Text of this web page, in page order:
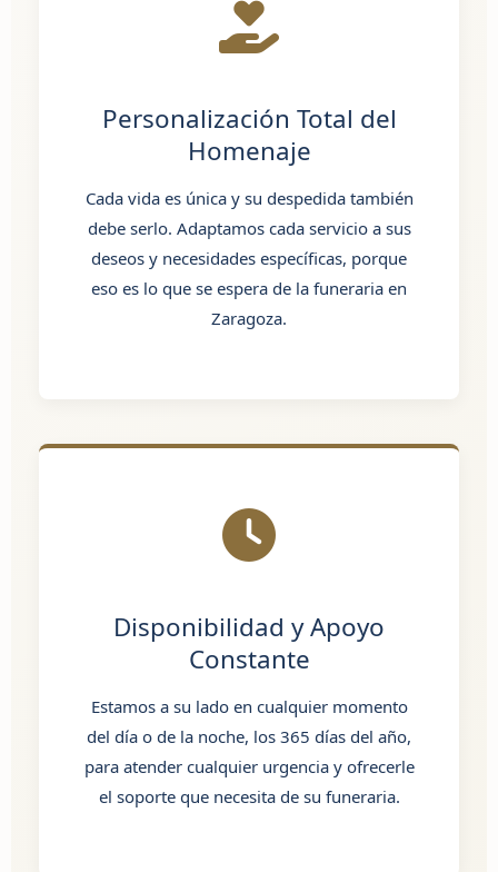
Personalización Total del
Homenaje
Cada vida es única y su despedida también
debe serlo. Adaptamos cada servicio a sus
deseos y necesidades específicas, porque
eso es lo que se espera de la funeraria en
Zaragoza.
Disponibilidad y Apoyo
Constante
Estamos a su lado en cualquier momento
del día o de la noche, los 365 días del año,
para atender cualquier urgencia y ofrecerle
el soporte que necesita de su funeraria.